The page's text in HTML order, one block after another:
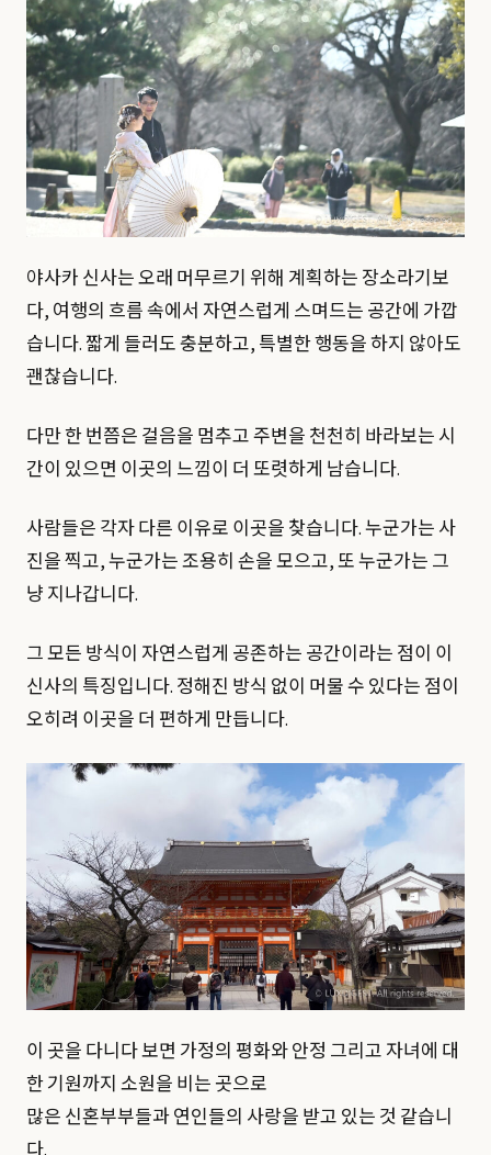
야사카 신사는 오래 머무르기 위해 계획하는 장소라기보
다, 여행의 흐름 속에서 자연스럽게 스며드는 공간에 가깝
습니다. 짧게 들러도 충분하고, 특별한 행동을 하지 않아도
괜찮습니다.
다만 한 번쯤은 걸음을 멈추고 주변을 천천히 바라보는 시
간이 있으면 이곳의 느낌이 더 또렷하게 남습니다.
사람들은 각자 다른 이유로 이곳을 찾습니다. 누군가는 사
진을 찍고, 누군가는 조용히 손을 모으고, 또 누군가는 그
냥 지나갑니다.
그 모든 방식이 자연스럽게 공존하는 공간이라는 점이 이
신사의 특징입니다. 정해진 방식 없이 머물 수 있다는 점이
오히려 이곳을 더 편하게 만듭니다.
이 곳을 다니다 보면 가정의 평화와 안정 그리고 자녀에 대
한 기원까지 소원을 비는 곳으로
많은 신혼부부들과 연인들의 사랑을 받고 있는 것 같습니